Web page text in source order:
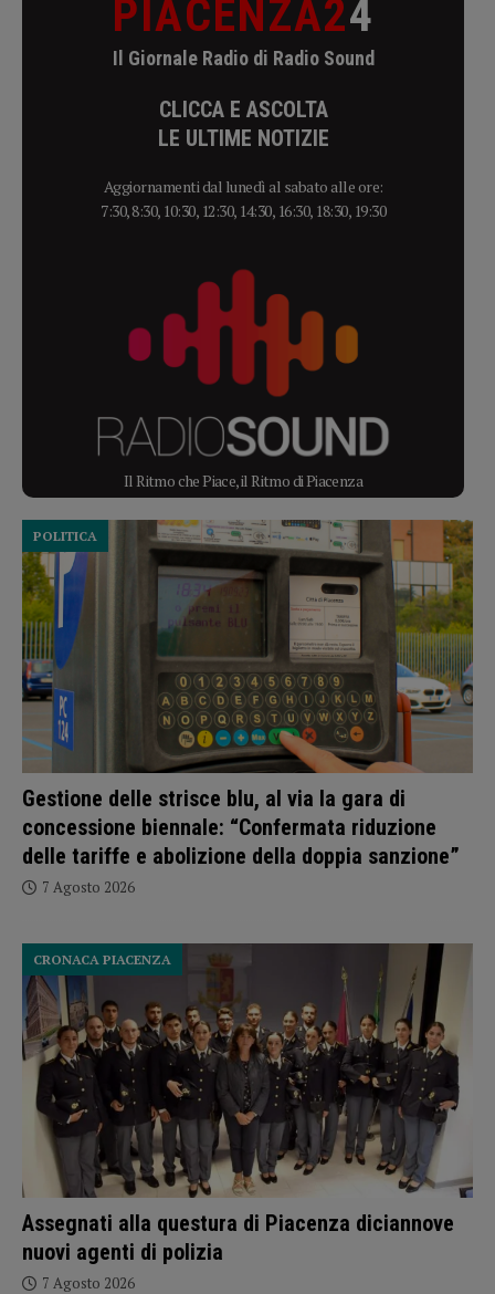
PIACENZA24
Il Giornale Radio di Radio Sound
CLICCA E ASCOLTA
LE ULTIME NOTIZIE
Aggiornamenti dal lunedì al sabato alle ore:
7:30, 8:30, 10:30, 12:30, 14:30, 16:30, 18:30, 19:30
Il Ritmo che Piace, il Ritmo di Piacenza
Gestione delle strisce blu, al via la gara di
concessione biennale: “Confermata riduzione
delle tariffe e abolizione della doppia sanzione”
POLITICA
7 Agosto 2026
Assegnati alla questura di Piacenza diciannove
nuovi agenti di polizia
CRONACA PIACENZA
7 Agosto 2026